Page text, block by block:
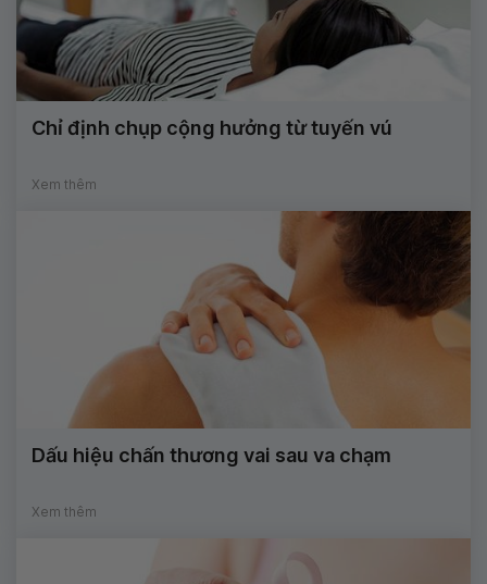
Chỉ định chụp cộng hưởng từ tuyến vú
Xem thêm
Dấu hiệu chấn thương vai sau va chạm
Xem thêm